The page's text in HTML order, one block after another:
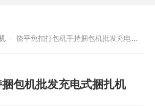
-饶平免扣打包机手持捆包机批发充电式捆扎机
包机批发充电式捆扎机